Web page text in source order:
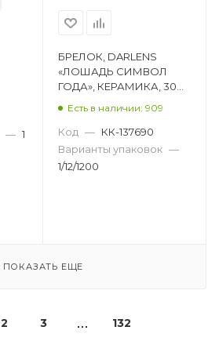
— 1
БРЕЛОК, DARLENS
«ЛОШАДЬ СИМВОЛ
ГОДА», КЕРАМИКА, 30
Есть в наличии: 909
Код — КК-137690
Варианты упаковок —
1/12/1200
ПОКАЗАТЬ ЕЩЕ
2 3 132